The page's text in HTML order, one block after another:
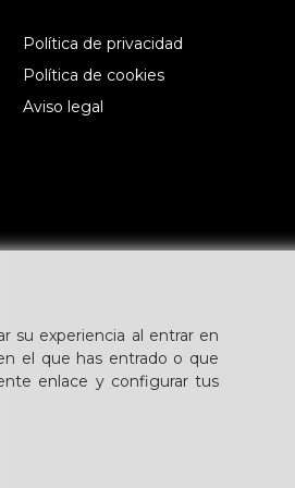
Política de privacidad
Política de cookies
Aviso legal
su experiencia al entrar en
el que has entrado o que
enlace y configurar tus